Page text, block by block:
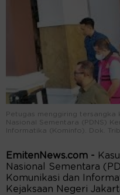
Petugas menggiring tersangka
Nasional Sementara (PDNS)
Informatika (Kominfo). Dok.
EmitenNews.com -
Nasional Sementara
Komunikasi dan
Kejaksaan Negeri